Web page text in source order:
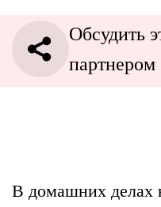
Обсудить
партнером
В домашних делах